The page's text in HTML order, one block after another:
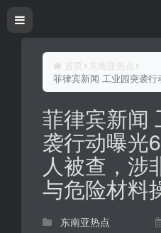
首页
东南亚热点
菲律宾新闻 工业园突袭
菲律宾新闻
袭行动曝光
人被查，涉
与危险材料
东南亚热点